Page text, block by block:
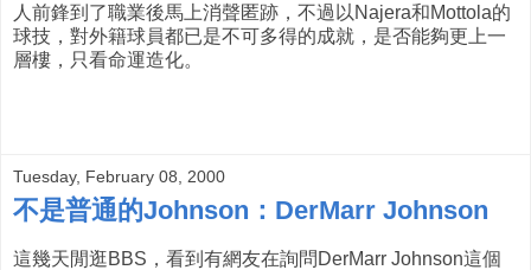
人前鋒到了職業後馬上消聲匿跡，不過以Najera和Mottola的
球技，對外籍球員都已是不可多得的成就，是否能夠更上一
層樓，只看命運造化。
Tuesday, February 08, 2000
不是普通的Johnson：DerMarr Johnson
這幾天閒逛BBS，看到有網友在詢問DerMarr Johnson這個